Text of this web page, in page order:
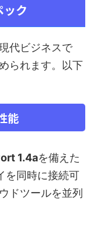
ク
代ビジネスで
られます。以下
能
1.4aを備えた
を同時に接続可
ドツールを並列